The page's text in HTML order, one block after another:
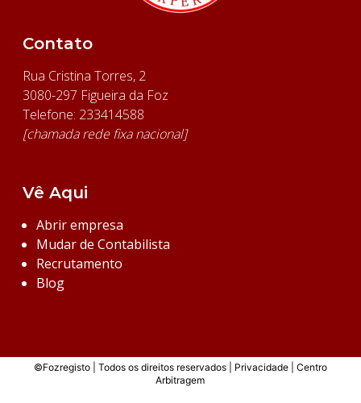
Contato
Rua Cristina Torres, 2
3080-297 Figueira da Foz
Telefone: 233414588
[chamada rede fixa nacional]
Vê Aqui
Abrir empresa
Mudar de Contabilista
Recrutamento
Blog
©Fozregisto | Todos os direitos reservados | Privacidade| Centro
Arbitragem